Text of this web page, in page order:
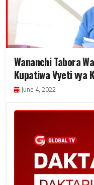
Wananchi Tabora
Kupatiwa Vyeti vya
June 4, 2022